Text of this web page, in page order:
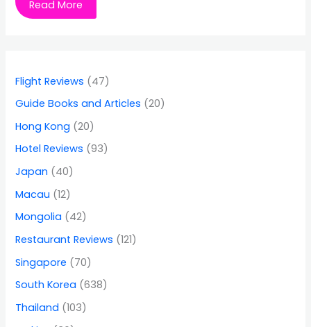
Read More
Flight Reviews (47)
Guide Books and Articles (20)
Hong Kong (20)
Hotel Reviews (93)
Japan (40)
Macau (12)
Mongolia (42)
Restaurant Reviews (121)
Singapore (70)
South Korea (638)
Thailand (103)